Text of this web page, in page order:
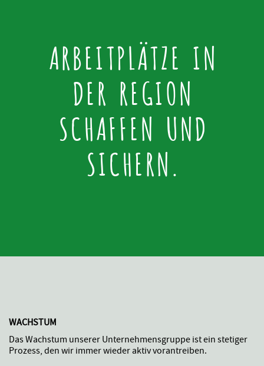
ARBEITPLÄTZE IN
DER REGION
SCHAFFEN UND
SICHERN.
WACHSTUM
Das Wachstum unserer Unternehmensgruppe ist ein stetiger
Prozess, den wir immer wieder aktiv vorantreiben.